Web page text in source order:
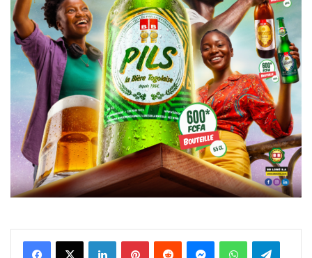
FacebookX Linkedin PinterestReddit MessengerWhatsAppTelegram